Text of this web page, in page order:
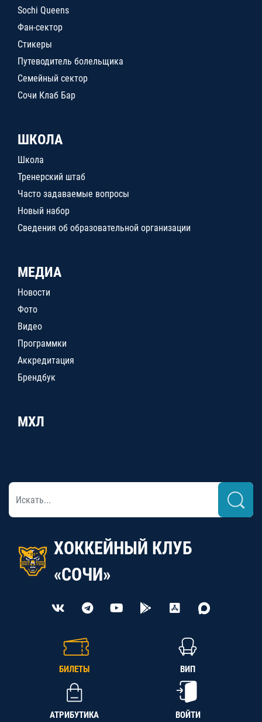
Sochi Queens
Фан-сектор
Стикеры
Путеводитель болельщика
Семейный сектор
Сочи Клаб Бар
ШКОЛА
Школа
Тренерский штаб
Часто задаваемые вопросы
Новый набор
Сведения об образовательной организации
МЕДИА
Новости
Фото
Видео
Программки
Аккредитация
Брендбук
МХЛ
ХОККЕЙНЫЙ КЛУБ
«СОЧИ»
БИЛЕТЫ ВИП
АТРИБУТИКА ВОЙТИ